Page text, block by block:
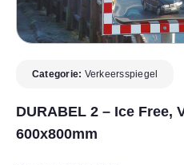
Categorie: Verkeersspiegel
DURABEL 2 – Ice Free,
600x800mm